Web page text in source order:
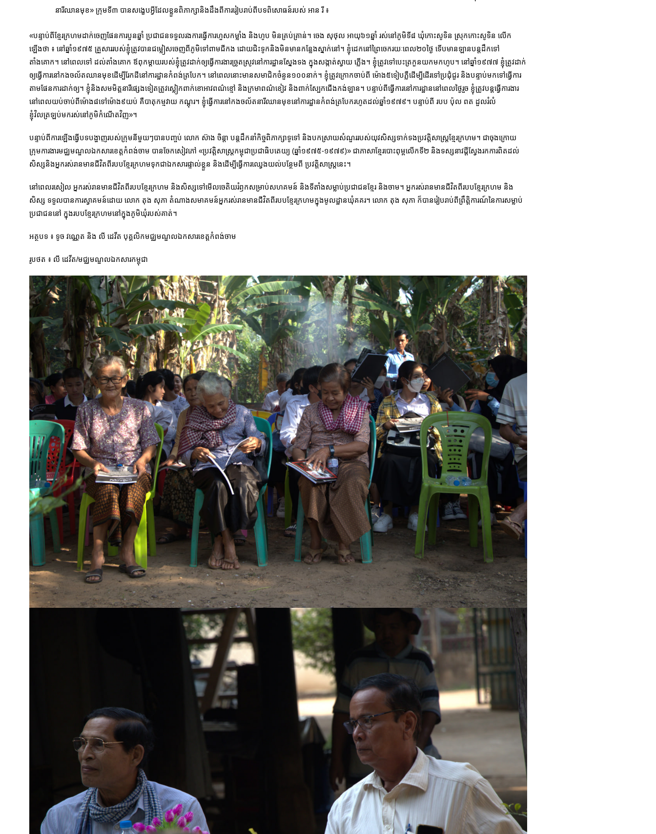
នារីឈាន​មុខ» ក្រុមទី៣ បានសង្ខេប​អ្វីដែលខ្លួនពិភាក្សានិងដឹងពីការរៀបរាប់ពីបទពិសោធន៍របស់ អាន រី ៖
«បន្ទាប់ពីខ្មែរក្រហមដាក់ចេញផែនការបួនឆ្នាំ ប្រជាជនទទួលរងការធ្វើការហួសកម្លាំង និងហូប មិនគ្រប់គ្រាន់។ ចេង សុថុល អាយុ៦១ឆ្នាំ រស់នៅភូមិទី៨ ឃុំកោះសូទិន ស្រុកកោះសូទិន លើក
ឡើងថា ៖ នៅឆ្នាំ១៩៧៥ គ្រួសាររបស់ខ្ញុំត្រូវបានជម្លៀសចេញពីភូមិទៅពាមជីកង ដោយជិះទូកនិងមិន​មាន​កន្លែង​ស្នាក់​នៅ។ ខ្ញុំ​ដេក​នៅព្រៃចេករយៈពេល២០ថ្ងៃ ទើបមានឡានបន្តដឹកទៅ
តាំងគោក។ នៅពេលទៅ ដល់តាំងគោក ឪពុកម្ដាយរបស់ខ្ញុំត្រូវដាក់ឲ្យធ្វើការងារច្រូតស្រូវនៅការដ្ឋានស្នែងទង ក្នុងសង្កាត់ស្វាយ ភ្លើង។ ខ្ញុំត្រូវទៅបេះត្រកួនយកមកហូប។ នៅឆ្នាំ១៩៧៧ ខ្ញុំត្រូវដាក់
ឲ្យធ្វើការនៅកងចល័តឈានមុខ​ដើម្បីរែកដីនៅការដ្ឋានកំពង់ត្របែក។ នៅពេលនោះមានសមាជិកចំនួន១០០នាក់។ ខ្ញុំត្រូវក្រោកចាប់ពី ម៉ោង៥ទៀបភ្លឺដើម្បីដើរទៅប្រជុំជួរ និងបន្ទាប់មកទៅធ្វើការ
តាមផែនការដាក់ឲ្យ។ ខ្ញុំនិងសមមិត្តនារីផេ្សង​ទៀតត្រូវស្លៀកពាក់ខោអាវពណ៌ខ្មៅ និងក្រមាពណ៌ខៀវ និងពាក់ស្បែកជើងកង់ឡាន។ បន្ទាប់ពីធ្វើការ​នៅការដ្ឋាននៅពេលថ្ងៃរួច ខ្ញុំត្រូវបន្តធ្វើការងារ
នៅពេលយប់ចាប់ពីម៉ោង៨ទៅម៉ោង៩យប់ គឺបាតុកម្មវាយ កណ្ដុរ។ ខ្ញុំធ្វើការនៅកងចល័តនារីឈានមុខនៅការដ្ឋានកំពង់ត្របែករហូតដល់ឆ្នាំ១៩៧៩។ បន្ទាប់ពី របប ប៉ុល ពត ដួលរំលំ
ខ្ញុំវិលត្រឡប់មករស់នៅភូមិកំណើតវិញ»។
បន្ទាប់ពីការឡើងធ្វើបទបង្ហាញរបស់ក្រុមនីមួយៗបានបញ្ចប់ លោក ស៊ាង ចិន្តា បន្តដឹកនាំកិច្ច​ពិភាក្សាទូទៅ និងបកស្រាយសំណួររបស់យុវសិស្សទាក់ទងប្រវត្តិសាស្រ្តខ្មែរក្រហម។ ជាចុងក្រោយ
ក្រុម​ការងារមជ្ឈមណ្ឌលឯកសារខេត្តកំពង់ចាម បានចែកសៀវភៅ «ប្រវត្តិសាស្ត្រកម្ពុជាប្រជាធិបតេយ្យ (ឆ្នាំ១៩៧៥-១៩៧៩)» ជាភាសាខ្មែរបោះពុម្ពលើកទី២ និងទស្សនាវដ្ដីស្វែងរកការពិតដល់
សិស្ស​និងអ្នករស់រានមានជីវិតពីរបបខ្មែរក្រហមទុកជាឯកសារផ្ទាល់ខ្លួន និងដើម្បីធ្វើការឈ្វេងយល់បន្ថែម​ពី ប្រវត្តិសាស្ត្រនេះ។
នៅពេលរសៀល អ្នករស់រានមានជីវិតពីរបបខ្មែរក្រហម និងសិស្សទៅមើលចេតិយរំឭកសម្រាប់​សហគមន៍ និងទីតាំងសម្លាប់ប្រជាជនខ្មែរ និងចាម។ អ្នករស់រានមានជីវិតពីរបបខ្មែរក្រហម និង
សិស្ស ទទួលបានការស្វាគមន៍ដោយ លោក តុង សុភា តំណាងសមាគមន៍អ្នករស់រានមានជីវិតពីរបបខ្មែរ​ក្រហមក្នុងមូលដ្ឋានឃុំគគរ។ លោក តុង សុភា ក៏បានរៀបរាប់ពីព្រឹត្តិការណ៍នៃការសម្លាប់
ប្រជាជននៅ ក្នុងរបបខ្មែរក្រហមនៅក្នុងភូមិឃុំរបស់គាត់។
អត្ថបទ ៖ ទូច វណ្ណេត និង លី ដេវីត បុគ្គលិកមជ្ឈមណ្ឌលឯកសារខេត្តកំពង់ចាម​
រូបថត ៖ លី ដេវីត/មជ្ឈមណ្ឌលឯកសារកម្ពុជា